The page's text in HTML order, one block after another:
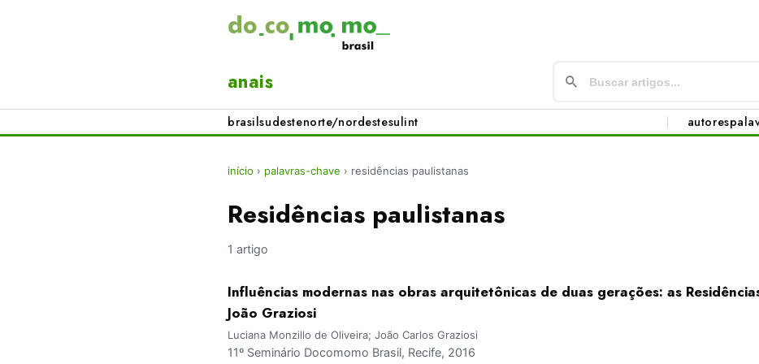
anais
brasilsudestenorte/nordestesulint autores
início › palavras-chave › residências paulistanas
Residências paulistanas
1 artigo
Influências modernas nas obras arquitetônicas de duas gerações: as
João Graziosi
Luciana Monzillo de Oliveira; João Carlos Graziosi
11º Seminário Docomomo Brasil, Recife, 2016